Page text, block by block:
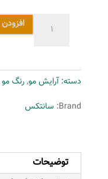
سانتکس
شماره
N7-
30
میلی
دسته:آرایش مو,رنگ مو
Brand: سانتکس
توضیحات